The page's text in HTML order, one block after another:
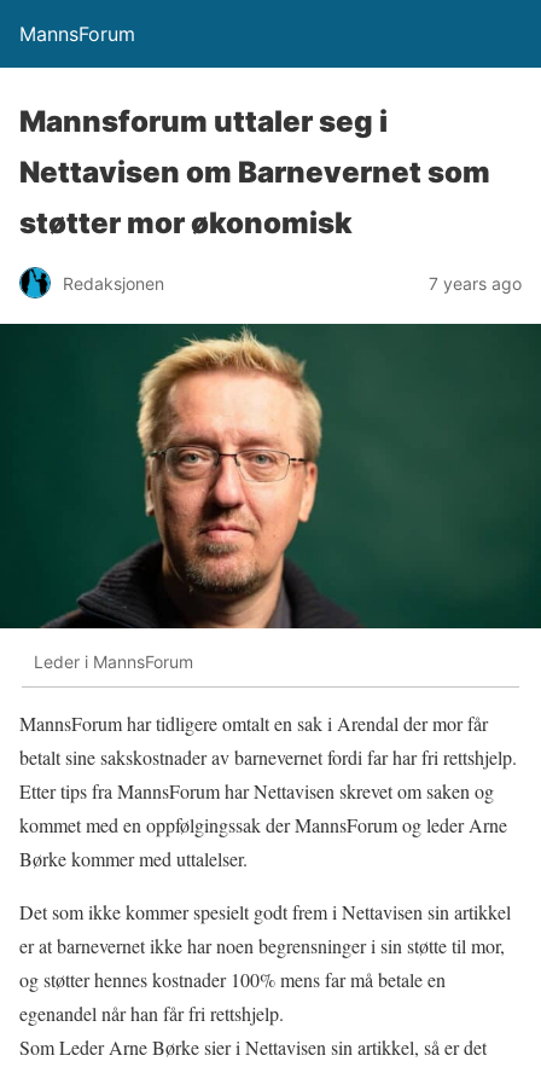
MannsForum
Mannsforum uttaler seg i
Nettavisen om Barnevernet som
støtter mor økonomisk
Redaksjonen 7 years ago
Leder i MannsForum
MannsForum har tidligere omtalt en sak i Arendal der mor får
betalt sine sakskostnader av barnevernet fordi far har fri rettshjelp.
Etter tips fra MannsForum har Nettavisen skrevet om saken og
kommet med en oppfølgingssak der MannsForum og leder Arne
Børke kommer med uttalelser.
Det som ikke kommer spesielt godt frem i Nettavisen sin artikkel
er at barnevernet ikke har noen begrensninger i sin støtte til mor,
og støtter hennes kostnader 100% mens far må betale en
egenandel når han får fri rettshjelp.
Som Leder Arne Børke sier i Nettavisen sin artikkel, så er det